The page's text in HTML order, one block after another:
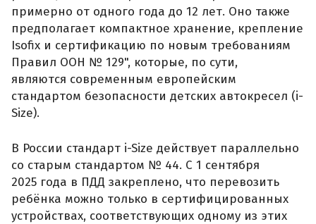
примерно от одного года до 12 лет. Оно также
предполагает компактное хранение, крепление
Isofix и сертификацию по новым требованиям
Правил ООН № 129", которые, по сути,
являются современным европейским
стандартом безопасности детских автокресел (i-
Size).
В России стандарт i-Size действует параллельно
со старым стандартом № 44. С 1 сентября
2025 года в ПДД закреплено, что перевозить
ребёнка можно только в сертифицированных
устройствах, соответствующих одному из этих